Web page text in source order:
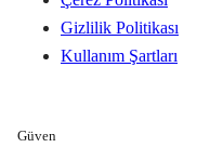
Gizlilik Politikası
Kullanım Şartları
Güven